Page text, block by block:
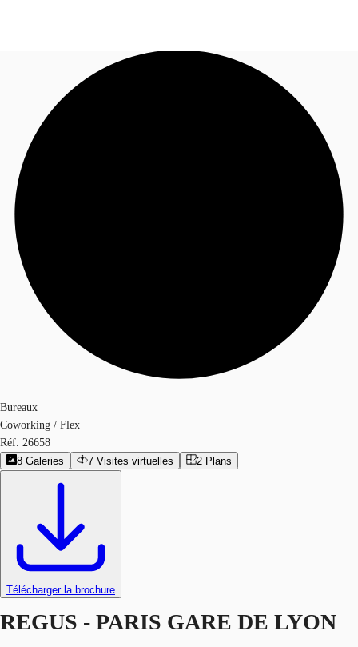
Blog
Données marchés
Appelez maintenant
Bureaux
Coworking / Flex
Réf. 26658
8 Galeries 7 Visites virtuelles 2 Plans
Télécharger la brochure
REGUS - PARIS GARE DE LYON